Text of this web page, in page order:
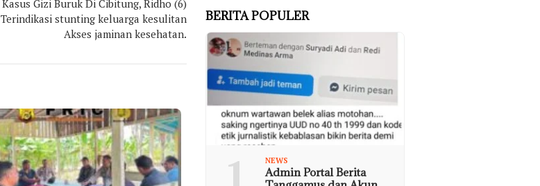
Kasus Gizi Buruk Di Cibitung, Ridho (6)
Terindikasi stunting keluarga kesulitan
Akses jaminan kesehatan.
BERITA POPULER
NEWS
Admin Portal Berita